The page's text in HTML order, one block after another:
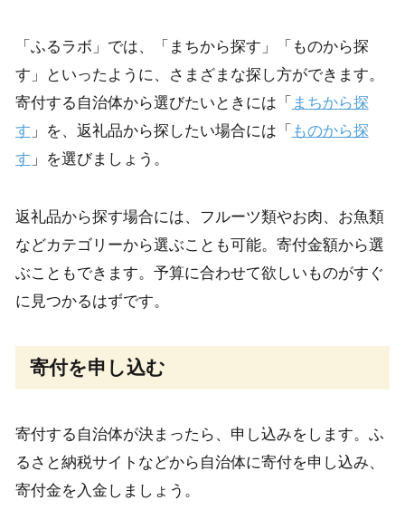
「ふるラボ」では、「まちから探す」「ものから探
す」といったように、さまざまな探し方ができます。
寄付する自治体から選びたいときには「 まちから探
す 」を、返礼品から探したい場合には「 ものから探
す 」を選びましょう。
返礼品から探す場合には、フルーツ類やお肉、お魚類
などカテゴリーから選ぶことも可能。寄付金額から選
ぶこともできます。予算に合わせて欲しいものがすぐ
に見つかるはずです。
寄付を申し込む
寄付する自治体が決まったら、申し込みをします。ふ
るさと納税サイトなどから自治体に寄付を申し込み、
寄付金を入金しましょう。